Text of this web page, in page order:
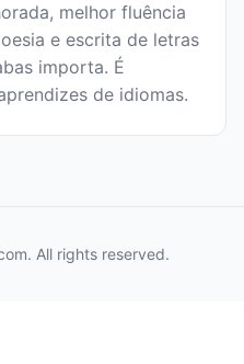
melhor fluência
e escrita de letras
importa. É
de idiomas.
All rights reserved.